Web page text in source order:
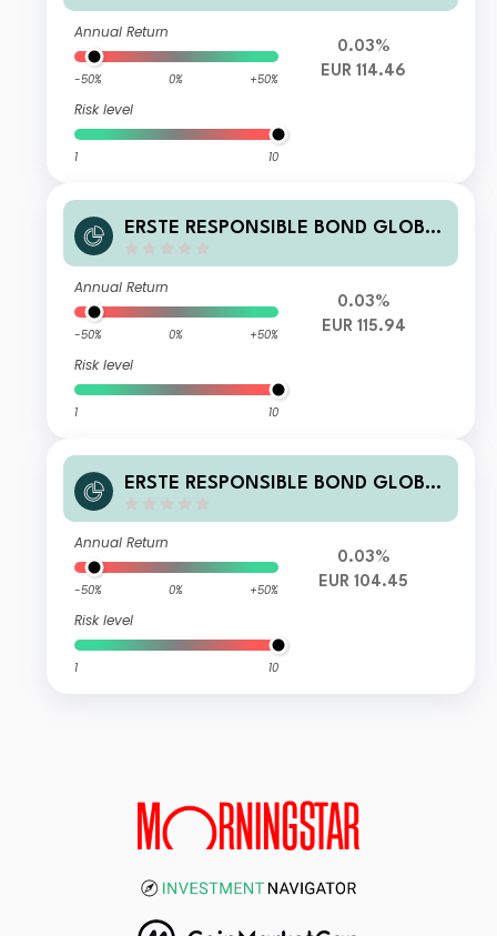
Annual Return
-50% 0% +50%
Risk level
1 10
0.03%
EUR 114.46
ERSTE RESPONSIBLE BOND GLOBA
Annual Return
-50% 0% +50%
Risk level
1 10
0.03%
EUR 115.94
ERSTE RESPONSIBLE BOND GLOBA
Annual Return
-50% 0% +50%
Risk level
1 10
0.03%
EUR 104.45